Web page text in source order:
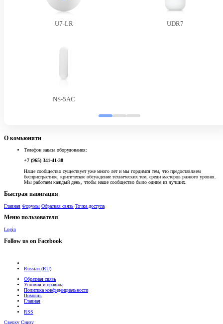
U7-LR UDR7
NS-5AC
О комьюнити
Телефон заказа оборудования:
+7 (965) 341-41-38
Наше сообщество существует уже много лет и мы гордимся тем, что предоставляем
беспристрастное, критическое обсуждение технических тем, среди мастеров разного уровня.
Мы работаем каждый день, чтобы наше сообщество было одним из лучших.
Быстрая навигация
Главная Форумы Обратная связь Точка доступа
Меню пользователя
Login
Follow us on Facebook
Russian (RU)
Обратная связь
Условия и правила
Политика конфиденциальности
Помощь
Главная
RSS
Сверху Снизу